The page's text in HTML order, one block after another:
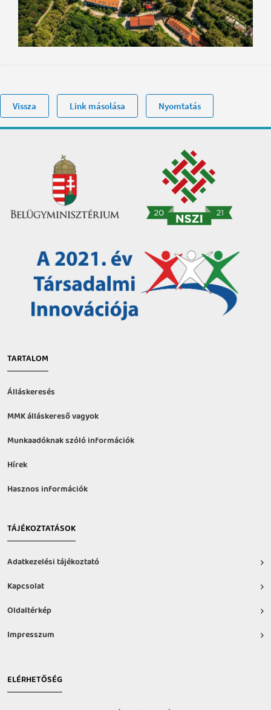
Vissza Link másolása Nyomtatás
TARTALOM
Álláskeresés
MMK álláskereső vagyok
Munkaadóknak szóló információk
Hírek
Hasznos információk
TÁJÉKOZTATÁSOK
Adatkezelési tájékoztató
Kapcsolat
Oldaltérkép
Impresszum
ELÉRHETŐSÉG